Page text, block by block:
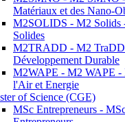
Matériaux et des Nano-
M2SOLIDS - M2 Solids
Solides
M2TRADD - M2 TraDD
Développement Durable
M2WAPE - M2 WAPE -
l'Air et Energie
of Science (CGE)
MSc Entrepreneurs -